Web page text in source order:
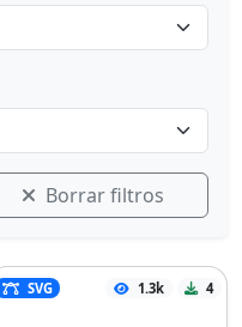
Borrar filtros
SVG 1.3k 4